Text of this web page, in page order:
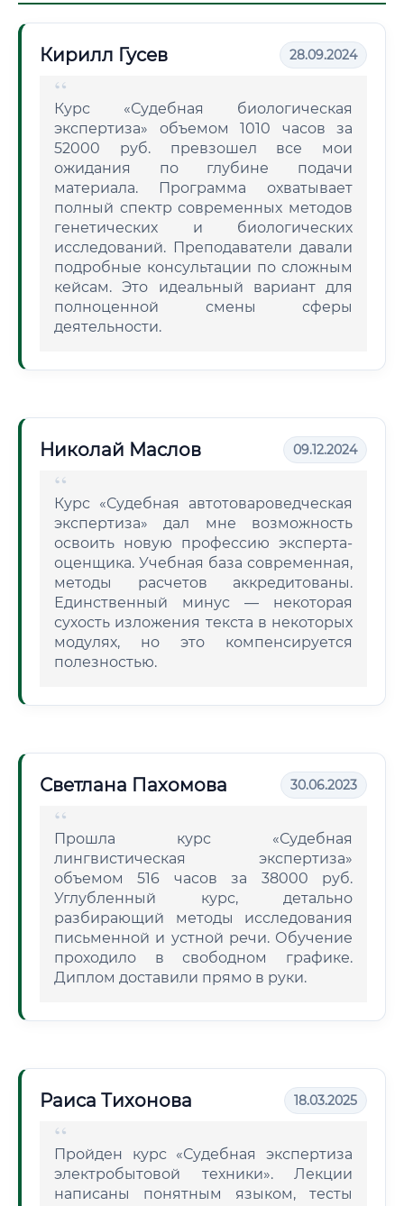
Кирилл Гусев 28.09.2024
Курс «Судебная биологическая
экспертиза» объемом 1010 часов за
52000 руб. превзошел все мои
ожидания по глубине подачи
материала. Программа охватывает
полный спектр современных методов
генетических и биологических
исследований. Преподаватели давали
подробные консультации по сложным
кейсам. Это идеальный вариант для
полноценной смены сферы
деятельности.
Николай Маслов 09.12.2024
Курс «Судебная автотовароведческая
экспертиза» дал мне возможность
освоить новую профессию эксперта-
оценщика. Учебная база современная,
методы расчетов аккредитованы.
Единственный минус — некоторая
сухость изложения текста в некоторых
модулях, но это компенсируется
полезностью.
Светлана Пахомова 30.06.2023
Прошла курс «Судебная
лингвистическая экспертиза»
объемом 516 часов за 38000 руб.
Углубленный курс, детально
разбирающий методы исследования
письменной и устной речи. Обучение
проходило в свободном графике.
Диплом доставили прямо в руки.
Раиса Тихонова 18.03.2025
Пройден курс «Судебная экспертиза
электробытовой техники». Лекции
написаны понятным языком, тесты